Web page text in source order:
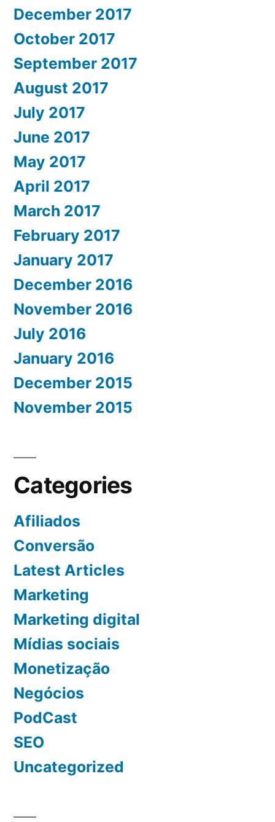
December 2017
October 2017
September 2017
August 2017
July 2017
June 2017
May 2017
April 2017
March 2017
February 2017
January 2017
December 2016
November 2016
July 2016
January 2016
December 2015
November 2015
Categories
Afiliados
Conversão
Latest Articles
Marketing
Marketing digital
Mídias sociais
Monetização
Negócios
PodCast
SEO
Uncategorized